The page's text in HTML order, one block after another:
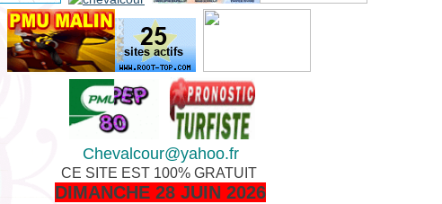
Chevalcour@yahoo.fr
CE SITE EST 100% GRATUIT
DIMANCHE 28 JUIN 2026